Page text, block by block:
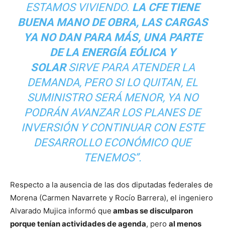
ESTAMOS VIVIENDO. LA CFE TIENE
BUENA MANO DE OBRA, LAS CARGAS
YA NO DAN PARA MÁS, UNA PARTE
DE LA ENERGÍA EÓLICA Y
SOLARSIRVE PARA ATENDER LA
DEMANDA, PERO SI LO QUITAN, EL
SUMINISTRO SERÁ MENOR, YA NO
PODRÁN AVANZAR LOS PLANES DE
INVERSIÓN Y CONTINUAR CON ESTE
DESARROLLO ECONÓMICO QUE
TENEMOS”.
Respecto a la ausencia de las dos diputadas federales de
Morena (Carmen Navarrete y Rocío Barrera), el ingeniero
Alvarado Mujica informó que ambas se disculparon
porque tenían actividades de agenda, pero al menos